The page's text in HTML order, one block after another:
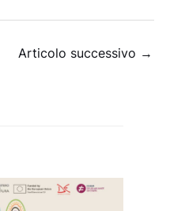
Articolo successivo →